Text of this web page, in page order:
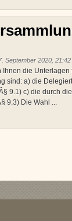
September 2020,
Ihnen die
sind: a) die
9.1) c) die durch
9.3) Die Wahl ...